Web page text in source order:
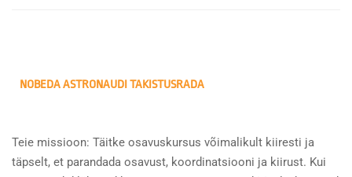
NOBEDA ASTRONAUDI TAKISTUSRADA
Teie missioon: Täitke osavuskursus võimalikult kiiresti ja
täpselt, et parandada osavust, koordinatsiooni ja kiirust. Kui